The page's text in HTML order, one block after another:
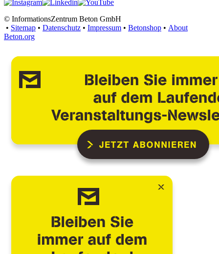
© InformationsZentrum Beton GmbH
• Sitemap • Datenschutz • Impressum • Betonshop • About
Beton.org